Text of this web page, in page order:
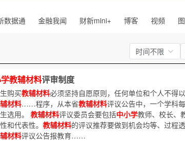
数据通 金融我闻 财新mini+ 博客 视频
时间不限
教辅材料评审制度
购买教辅材料必须坚持自愿原则，任何单位和个人不得
材料……程序，从本省教辅材料评议公告中，一个学科
选用。 教辅材料评议委员会要包括中小学教师、校长、
和代表性。 教辅材料的评议推荐要做到机会均等、过程
材料评议公告报教育……